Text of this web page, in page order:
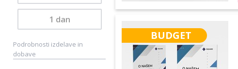
1 dan
Podrobnosti izdelave in
dobave
BUDGET